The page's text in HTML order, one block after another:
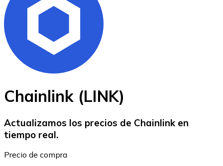
BTC
Ethereum
ETH
Chainlink (LINK)
Actualizamos los precios de Chainlink en
tiempo real.
Precio de compra